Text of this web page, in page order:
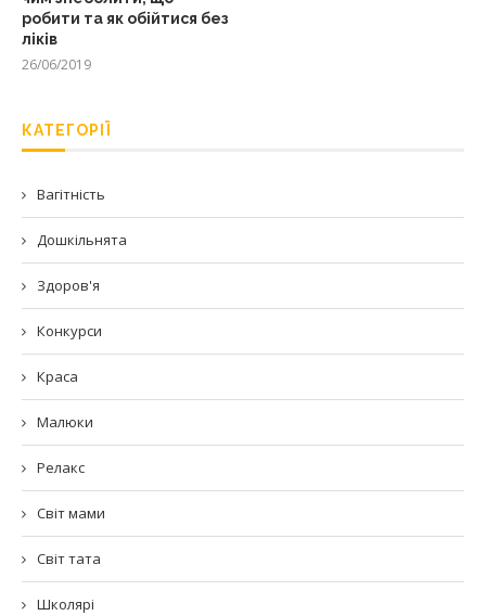
робити та як обійтися без
ліків
26/06/2019
КАТЕГОРІЇ
Вагітність
Дошкільнята
Здоров'я
Конкурси
Краса
Малюки
Релакс
Світ мами
Світ тата
Школярі